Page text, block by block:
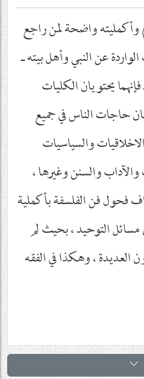
وأكمليته واضحة لمن راجع
عن النبي وأهل بيته ـ
يحتويان الكليات
حاجات الناس في جميع
والسياسيات
والسنن وغيرها ،
فحول فن الفلسفة بأكملية
مسائل التوحيد ، بحيث لم
العديدة ، وهكذا في الفقه